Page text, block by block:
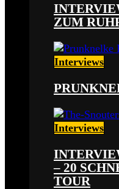
ZUM
Interviews
Interviews
– 20
TOUR